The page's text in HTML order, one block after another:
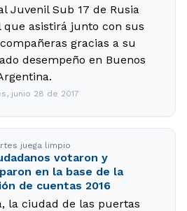
Juvenil Sub 17 de Rusia
que asistirá junto con sus
gracias a su
desempeño en Buenos
junio 28 de 2017
juega limpio
votaron y
en la base de la
de cuentas 2016
la ciudad de las puertas